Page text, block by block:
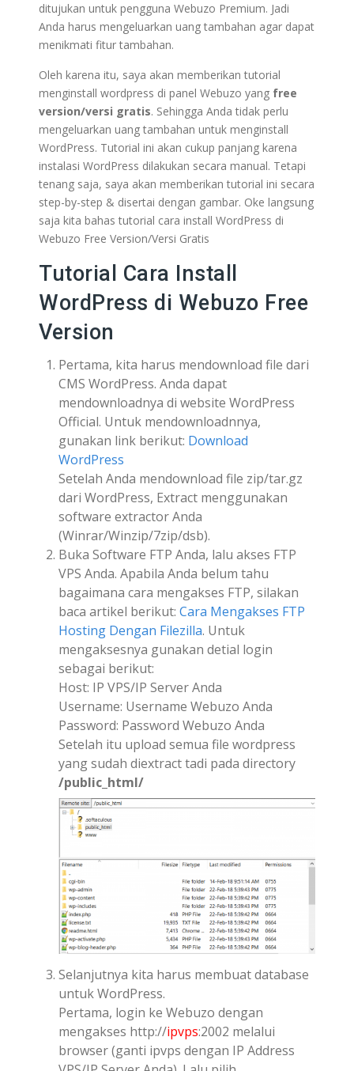
ditujukan untuk pengguna Webuzo Premium. Jadi
Anda harus mengeluarkan uang tambahan agar dapat
menikmati fitur tambahan.
Oleh karena itu, saya akan memberikan tutorial
menginstall wordpress di panel Webuzo yang free
version/versi gratis. Sehingga Anda tidak perlu
mengeluarkan uang tambahan untuk menginstall
WordPress. Tutorial ini akan cukup panjang karena
instalasi WordPress dilakukan secara manual. Tetapi
tenang saja, saya akan memberikan tutorial ini secara
step-by-step & disertai dengan gambar. Oke langsung
saja kita bahas tutorial cara install WordPress di
Webuzo Free Version/Versi Gratis
Tutorial Cara Install
WordPress di Webuzo Free
Version
Pertama, kita harus mendownload file dari
CMS WordPress. Anda dapat
mendownloadnya di website WordPress
Official. Untuk mendownloadnnya,
gunakan link berikut: Download
WordPress
Setelah Anda mendownload file zip/tar.gz
dari WordPress, Extract menggunakan
software extractor Anda
(Winrar/Winzip/7zip/dsb).
Buka Software FTP Anda, lalu akses FTP
VPS Anda. Apabila Anda belum tahu
bagaimana cara mengakses FTP, silakan
baca artikel berikut: Cara Mengakses FTP
Hosting Dengan Filezilla. Untuk
mengaksesnya gunakan detial login
sebagai berikut:
Host: IP VPS/IP Server Anda
Username: Username Webuzo Anda
Password: Password Webuzo Anda
Setelah itu upload semua file wordpress
yang sudah diextract tadi pada directory
/public_html/
Selanjutnya kita harus membuat database
untuk WordPress.
Pertama, login ke Webuzo dengan
mengakses http://ipvps:2002 melalui
browser (ganti ipvps dengan IP Address